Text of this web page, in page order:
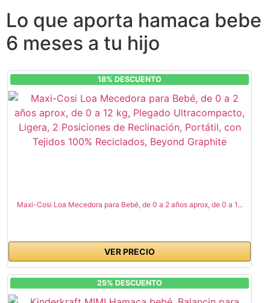
Lo que aporta hamaca bebe
6 meses a tu hijo
18% DESCUENTO
Maxi-Cosi Loa Mecedora para Bebé, de 0 a 2 años aprox, de 0 a 1...
VER PRECIO
25% DESCUENTO